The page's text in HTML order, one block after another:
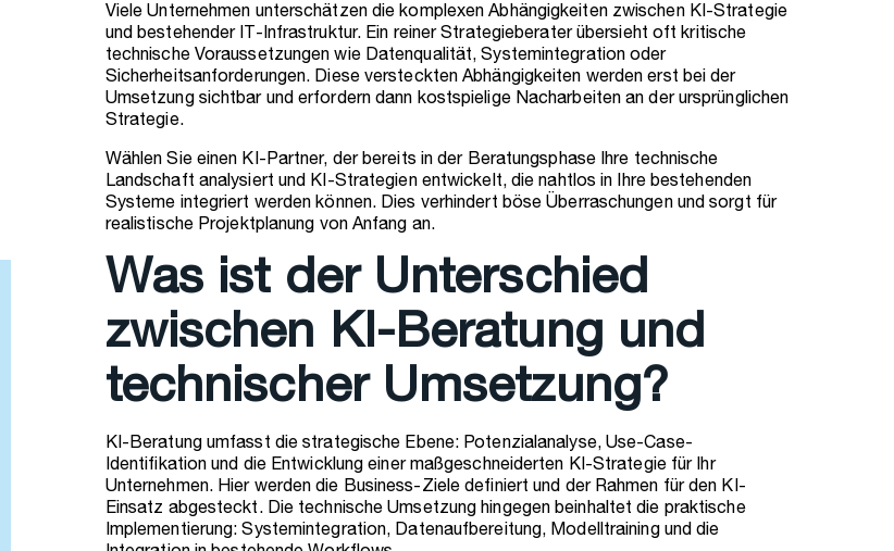
Viele Unternehmen unterschätzen die komplexen Abhängigkeiten zwischen KI-Strategie
und bestehender IT-Infrastruktur. Ein reiner Strategieberater übersieht oft kritische
technische Voraussetzungen wie Datenqualität, Systemintegration oder
Sicherheitsanforderungen. Diese versteckten Abhängigkeiten werden erst bei der
Umsetzung sichtbar und erfordern dann kostspielige Nacharbeiten an der ursprünglichen
Strategie.
Wählen Sie einen KI-Partner, der bereits in der Beratungsphase Ihre technische
Landschaft analysiert und KI-Strategien entwickelt, die nahtlos in Ihre bestehenden
Systeme integriert werden können. Dies verhindert böse Überraschungen und sorgt für
realistische Projektplanung von Anfang an.
Was ist der Unterschied
zwischen KI-Beratung und
technischer Umsetzung?
KI-Beratung umfasst die strategische Ebene: Potenzialanalyse, Use-Case-
Identifikation und die Entwicklung einer maßgeschneiderten KI-Strategie für Ihr
Unternehmen. Hier werden die Business-Ziele definiert und der Rahmen für den KI-
Einsatz abgesteckt. Die technische Umsetzung hingegen beinhaltet die praktische
Implementierung: Systemintegration, Datenaufbereitung, Modelltraining und die